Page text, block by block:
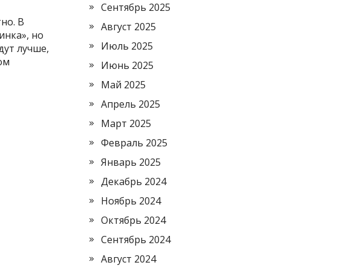
В
но
лучше,
Сентябрь 2025
Август 2025
Июль 2025
Июнь 2025
Май 2025
Апрель 2025
Март 2025
Февраль 2025
Январь 2025
Декабрь 2024
Ноябрь 2024
Октябрь 2024
Сентябрь 2024
Август 2024